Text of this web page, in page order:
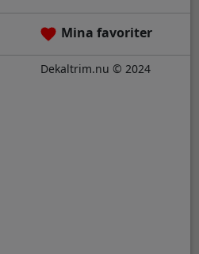
Mina favoriter
Dekaltrim.nu © 2024